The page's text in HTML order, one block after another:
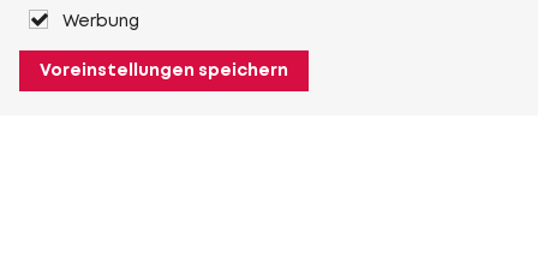
Werbung
Voreinstellungen speichern